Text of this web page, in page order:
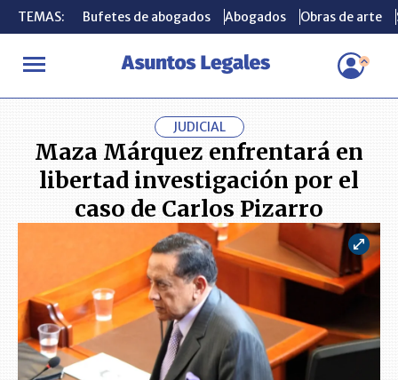
TEMAS: Bufetes de abogados Abogados Obras de arte
INICIO ACTUALIDAD Maza Márquez enfrentará en libertad
TEMAS: Bufetes de abogados Abogados Obras de arte
JUDICIAL
Maza Márquez enfrentará en
libertad investigación por el
caso de Carlos Pizarro